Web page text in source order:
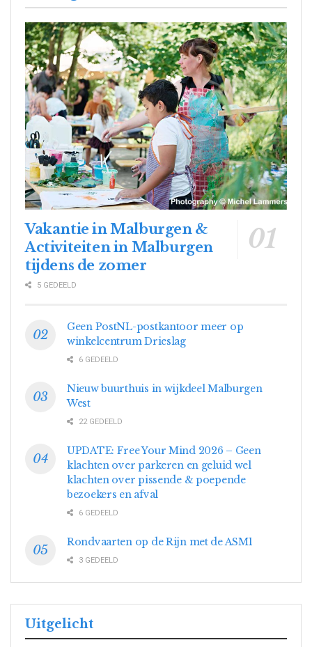
Vakantie in Malburgen &
Activiteiten in Malburgen
tijdens de zomer
5 GEDEELD
Geen PostNL-postkantoor meer op
winkelcentrum Drieslag
6 GEDEELD
Nieuw buurthuis in wijkdeel Malburgen
West
22 GEDEELD
UPDATE: Free Your Mind 2026 – Geen
klachten over parkeren en geluid wel
klachten over pissende & poepende
bezoekers en afval
6 GEDEELD
Rondvaarten op de Rijn met de ASM1
3 GEDEELD
Uitgelicht